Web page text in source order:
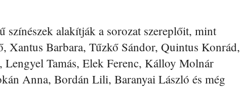
színészek alakítják a sorozat szereplőit, mint
Xantus Barbara, Tűzkő Sándor, Quintus Konrád,
Tamás, Elek Ferenc, Kálloy Molnár
Anna, Bordán Lili, Baranyai László és még